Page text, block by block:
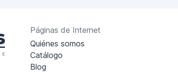
Páginas de Internet
Quiénes somos
Catálogo
Blog